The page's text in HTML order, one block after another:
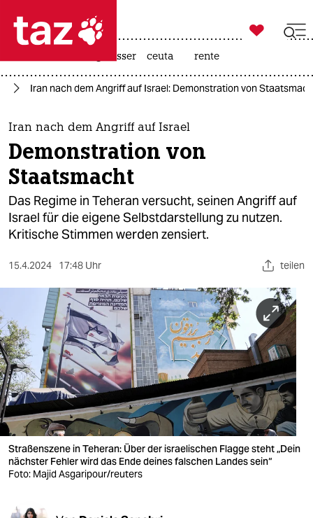
 taz zahl ich
taz zahl ich
themen
politik
öko
gesellschaft
sport
berlin
nord
wahrheit
verlag
verlag
veranstaltungen

taz zahl ich
niedrigwasser ceuta rente
Iran nach dem Angriff auf Israel: Demonstration von
Iran nach dem Angriff auf Israel
Demonstration von
Staatsmacht
Das Regime in Teheran versucht, seinen Angriff auf
Israel für die eigene Selbstdarstellung zu nutzen.
Kritische Stimmen werden zensiert.
15.4.2024 17:48 Uhr teilen
Straßenszene in Teheran: Über der israelischen Flagge steht „Dein
nächster Fehler wird das Ende deines falschen Landes sein“
Foto: Majid Asgaripour/reuters